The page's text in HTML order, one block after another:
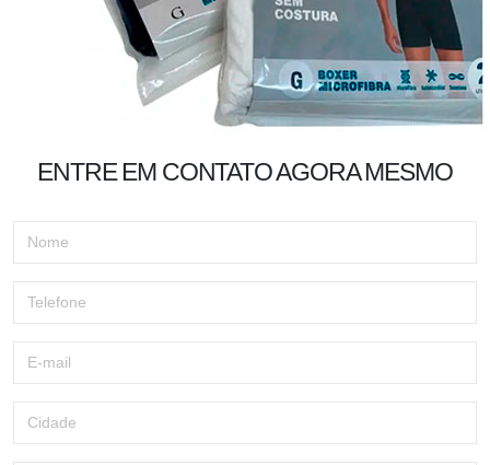
ENTRE EM CONTATO AGORA MESMO